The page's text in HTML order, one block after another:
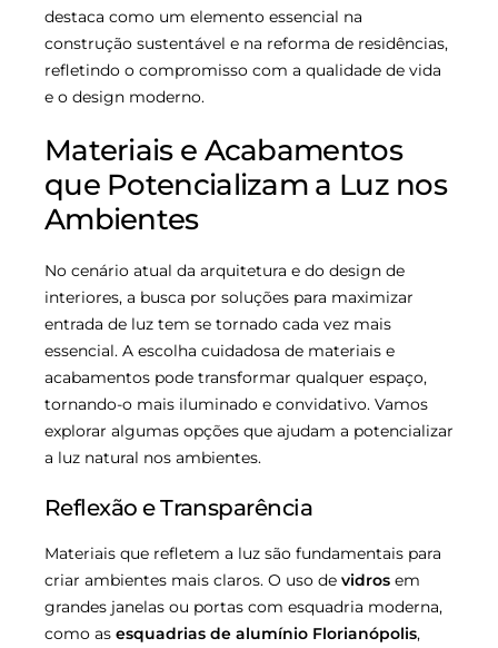
destaca como um elemento essencial na
construção sustentável e na reforma de residências,
refletindo o compromisso com a qualidade de vida
e o design moderno.
Materiais e Acabamentos
que Potencializam a Luz nos
Ambientes
No cenário atual da arquitetura e do design de
interiores, a busca por soluções para maximizar
entrada de luz tem se tornado cada vez mais
essencial. A escolha cuidadosa de materiais e
acabamentos pode transformar qualquer espaço,
tornando-o mais iluminado e convidativo. Vamos
explorar algumas opções que ajudam a potencializar
a luz natural nos ambientes.
Reflexão e Transparência
Materiais que refletem a luz são fundamentais para
criar ambientes mais claros. O uso de vidros em
grandes janelas ou portas com esquadria moderna,
como as esquadrias de alumínio Florianópolis,